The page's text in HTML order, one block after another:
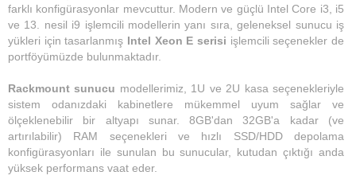
farklı konfigürasyonlar mevcuttur. Modern ve güçlü Intel Core i3, i5
ve 13. nesil i9 işlemcili modellerin yanı sıra, geleneksel sunucu iş
yükleri için tasarlanmış Intel Xeon E serisi işlemcili seçenekler de
portföyümüzde bulunmaktadır.
Rackmount sunucu modellerimiz, 1U ve 2U kasa seçenekleriyle
sistem odanızdaki kabinetlere mükemmel uyum sağlar ve
ölçeklenebilir bir altyapı sunar. 8GB'dan 32GB'a kadar (ve
artırılabilir) RAM seçenekleri ve hızlı SSD/HDD depolama
konfigürasyonları ile sunulan bu sunucular, kutudan çıktığı anda
yüksek performans vaat eder.